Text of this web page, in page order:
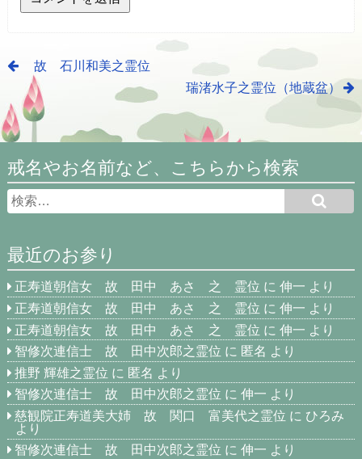
故 石川和美之霊位
瑞渚水子之霊位（地蔵盆）
戒名やお名前など、こちらから検索
最近のお参り
正寿道朝信女 故 田中 あさ 之 霊位 に伸一 より
正寿道朝信女 故 田中 あさ 之 霊位 に伸一 より
正寿道朝信女 故 田中 あさ 之 霊位 に伸一 より
智修次連信士 故 田中次郎之霊位 に 匿名 より
推野 輝雄之霊位 に 匿名 より
智修次連信士 故 田中次郎之霊位 に伸一 より
慈観院正寿道美大姉 故 関口 富美代之霊位 に ひろみ
より
智修次連信士 故 田中次郎之霊位 に伸一 より